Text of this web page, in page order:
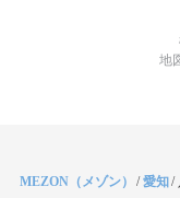
地
MEZON（メゾン） /愛知/